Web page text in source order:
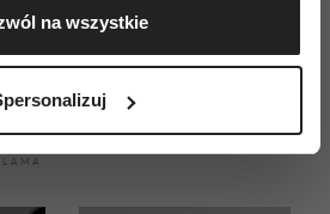
nawet do kilku metrów
urządzenie, aktywnie
wirtualny odcisk palca)
oraz ustaw własne preferencje w
Deklaracji plików cookie możesz
na wszystkie
rower elektryczny nie
sposób podróżowania |